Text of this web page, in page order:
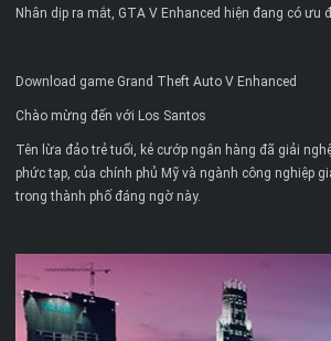
Nhân dịp ra mắt, GTA V Enhanced hiện đang có
Download game Grand Theft Auto V Enhanced
Chào mừng đến với Los Santos
Tên lừa đảo trẻ tuổi, kẻ cướp ngân hàng đã giải
phức tạp, của chính phủ Mỹ và ngành công nghiệp
trong thành phố đáng ngờ này.